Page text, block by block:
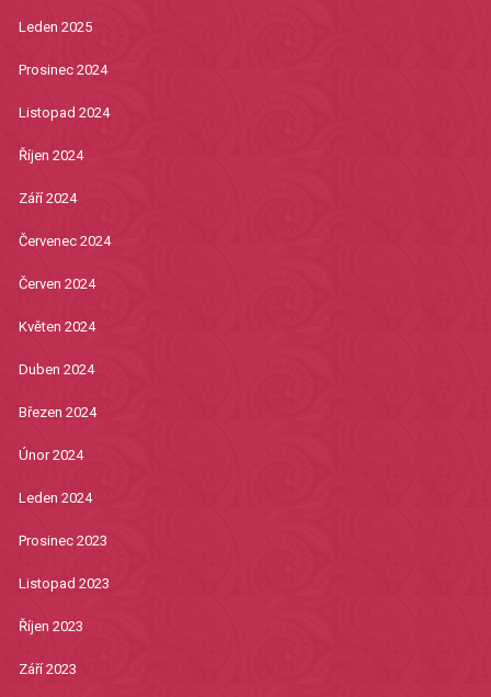
Leden 2025
Prosinec 2024
Listopad 2024
Říjen 2024
Září 2024
Červenec 2024
Červen 2024
Květen 2024
Duben 2024
Březen 2024
Únor 2024
Leden 2024
Prosinec 2023
Listopad 2023
Říjen 2023
Září 2023